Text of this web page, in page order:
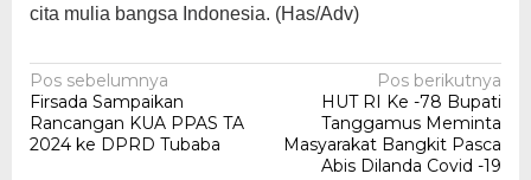
cita mulia bangsa Indonesia. (Has/Adv)
Navigasi
pos
Pos sebelumnya
Firsada Sampaikan
Rancangan KUA PPAS TA
2024 ke DPRD Tubaba
Pos berikutnya
HUT RI Ke -78 Bupati
Tanggamus Meminta
Masyarakat Bangkit Pasca
Abis Dilanda Covid -19